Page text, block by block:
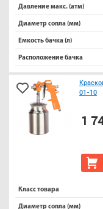
Давление макс. (атм)
Диаметр сопла (мм)
Емкость бачка (л)
Расположение бачка
01-10
1
Класс товара
Диаметр сопла (мм)